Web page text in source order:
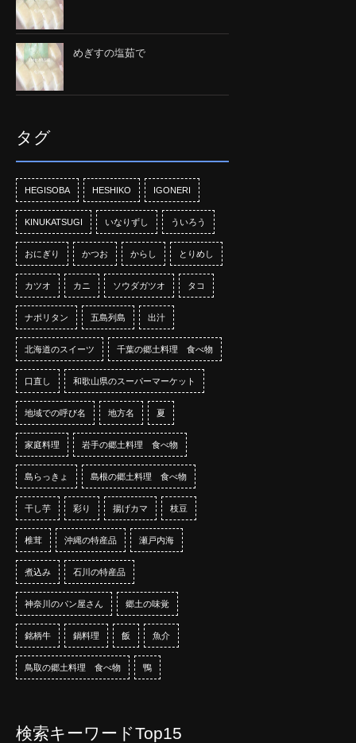
めぎすの塩茹で
タグ
HEGISOBA HESHIKO IGONERI
KINUKATSUGI いなりずし ういろう
おにぎり かつお からし とりめし
カツオ カニ ソウダガツオ タコ
ナポリタン 五島列島 出汁
北海道のスイーツ 千葉の郷土料理 食べ物
口直し 和歌山県のスーパーマーケット
地域での呼び名 地方名 夏
家庭料理 岩手の郷土料理 食べ物
島らっきょ 島根の郷土料理 食べ物
干し芋 彩り 揚げカマ 枝豆
椎茸 沖縄の特産品 瀬戸内海
煮込み 石川の特産品
神奈川のパン屋さん 郷土の味覚
銘柄牛 鍋料理 飯 魚介
鳥取の郷土料理 食べ物 鴨
検索キーワードTop15